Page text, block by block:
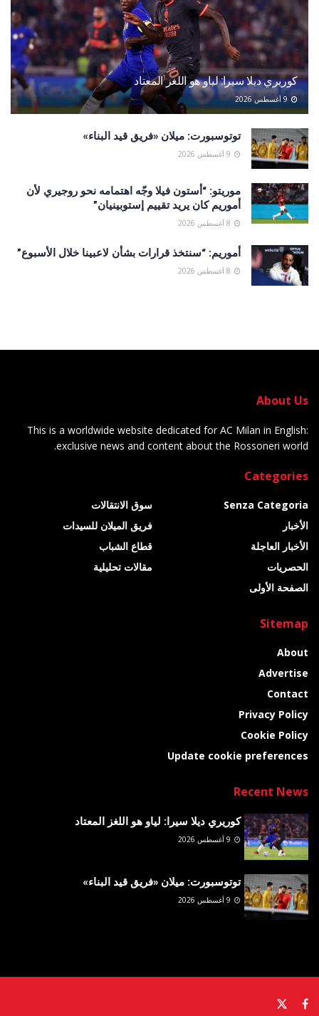
كوريري ديلا سيرا: لياو هو اللغز المعتاد
توتوسبورت: ميلان «فريق قيد البناء»
موريتو: “أستون فيلا وجّه اهتمامه نحو روجيري لأن
أموريم كان يريد تقييم إستوبينيان”
أموريم: “سنتخذ قرارات بشأن لاعبينا خلال الأسبوع”
About Us
This is a worldwide website dedicated for AC Milan in English:
exclusive news and content about the Rossoneri world.
Categories
Senza Categoria
الأخبار
الأخبار العاجلة
الحصريات
الصفحة الأولى
سوق الانتقالات
فريق الميلان للسيدات
قطاع الشباب
مقالات تحليلية
Sitemap
About
Advertise
Contact
Privacy Policy
Cookie Policy
Update cookie preferences
Recent News
كوريري ديلا سيرا: لياو هو اللغز المعتاد
توتوسبورت: ميلان «فريق قيد البناء»